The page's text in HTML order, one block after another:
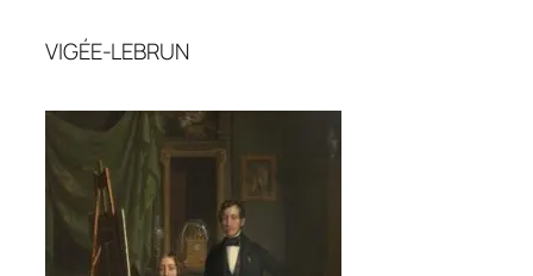
VIGÉE-LEBRUN